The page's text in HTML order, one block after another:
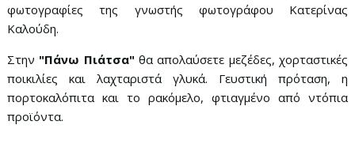
φωτογραφίες της γνωστής φωτογράφου Κατερίνας
Καλούδη.
Στην "Πάνω Πιάτσα" θα απολαύσετε μεζέδες, χορταστικές
ποικιλίες και λαχταριστά γλυκά. Γευστική πρόταση, η
πορτοκαλόπιτα και το ρακόμελο, φτιαγμένο από ντόπια
προϊόντα.